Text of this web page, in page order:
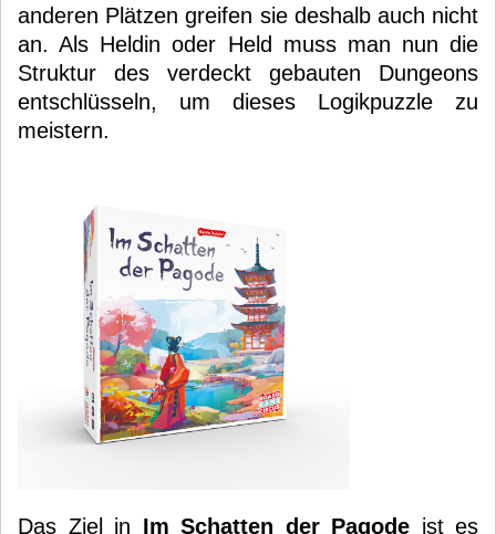
anderen Plätzen greifen sie deshalb auch nicht
an. Als Heldin oder Held muss man nun die
Struktur des verdeckt gebauten Dungeons
entschlüsseln, um dieses Logikpuzzle zu
meistern.
Das Ziel in Im Schatten der Pagode ist es